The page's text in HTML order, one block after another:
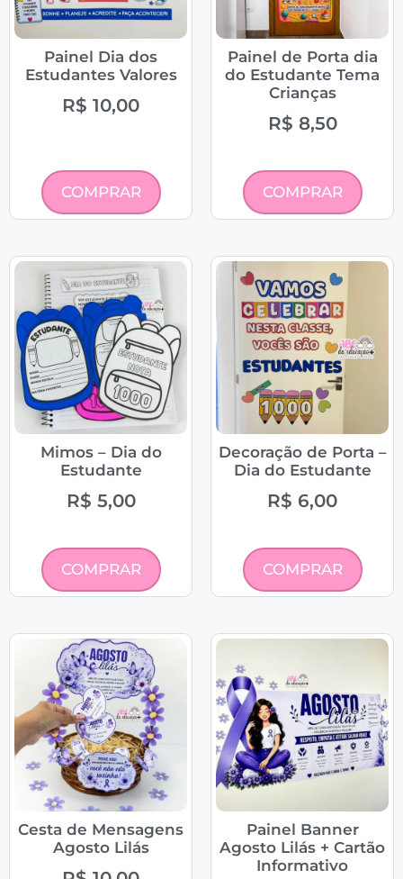
Painel Dia dos
Estudantes Valores
R$ 10,00
COMPRAR
Painel de Porta dia
do Estudante Tema
Crianças
R$ 8,50
COMPRAR
Mimos – Dia do
Estudante
R$ 5,00
COMPRAR
Decoração de Porta –
Dia do Estudante
R$ 6,00
COMPRAR
Cesta de Mensagens
Agosto Lilás
Painel Banner
Agosto Lilás + Cartão
Informativo